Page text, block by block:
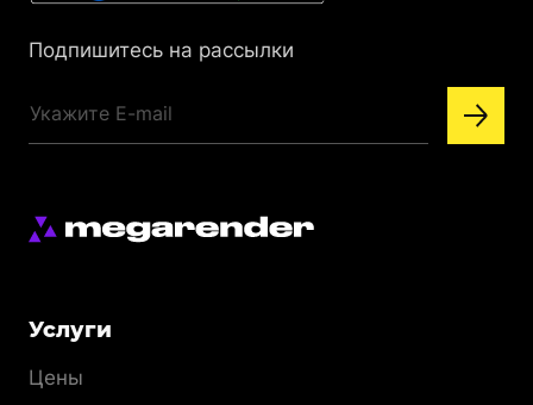
Подпишитесь на рассылки
Меню
Услуги
Цены